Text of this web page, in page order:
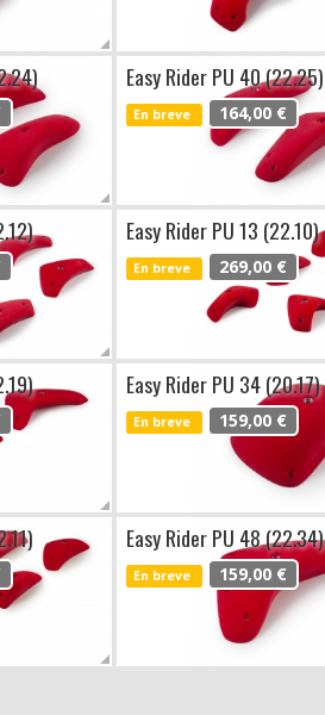
Easy Rider PU 40 (22.25)
En breve 164,00 €
Easy Rider PU 13 (22.10)
En breve 269,00 €
Easy Rider PU 34 (20.17)
En breve 159,00 €
Easy Rider PU 48 (22.34)
En breve 159,00 €